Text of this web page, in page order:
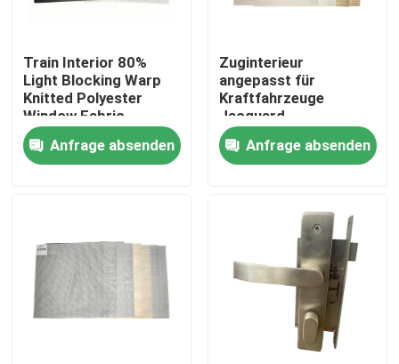
Zu Hause
Werksbesichtigung
Train Interior 80%
Light Blocking Warp
Knitted Polyester
Window Fabric
Anfrage absenden
Zuginterieur
angepasst für
Kraftfahrzeuge
Jacquard
Fenstergewebe
Anfrage absenden